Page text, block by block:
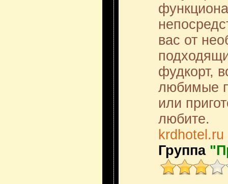
вас от
фудкорт,
любимые
или
любите.
krdhotel.ru
Группа